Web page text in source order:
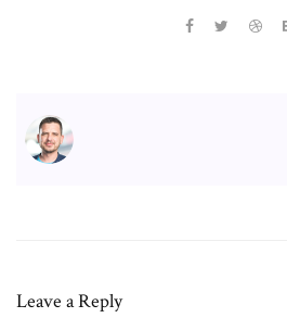
Leave a Reply